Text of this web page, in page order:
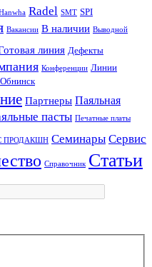
Radel SMT SPI
Вакансии В наличии Выводной
линия Дефекты
Конференции Линии
Обнинск
Партнеры Паяльная
пасты Печатные платы
ПРОДАКШН Семинары Сервис
Справочник Статьи